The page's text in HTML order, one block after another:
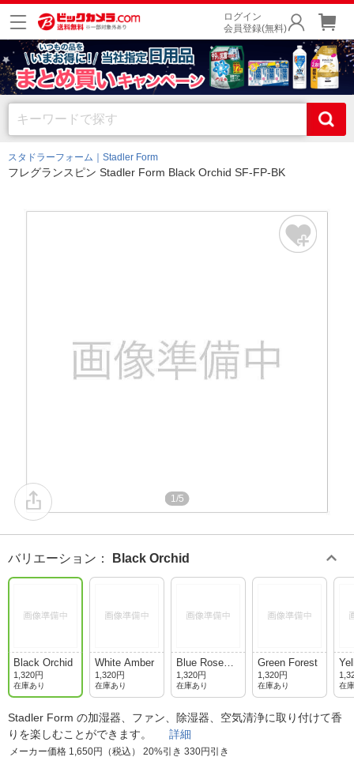
ログイン
会員登録(無料)
スタドラーフォーム｜Stadler Form
フレグランスピン Stadler Form Black Orchid SF-FP-BK
1/5
バリエーション ： Black Orchid
Black Orchid
1,320円
在庫あり
White Amber
1,320円
在庫あり
Blue Rosewo
od
1,320円
在庫あり
Green Forest
1,320円
在庫あり 在
Stadler Form の加湿器、ファン、除湿器、空気清浄に取り付けて香
りを楽しむことができます。 詳細
メーカー価格 1,650円（税込） 20%引き 330円引き